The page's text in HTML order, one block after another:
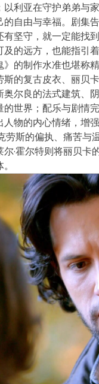
利亚在守护弟弟与
自由与幸福。剧集
坚守，就一定能找
的远方，也能指引着
的制作水准也堪称
的复古皮衣、丽贝
尔良的法式建筑、
世界；配乐与剧情
物的内心情绪，增
劳斯的偏执、痛苦与
·霍尔特则将丽贝